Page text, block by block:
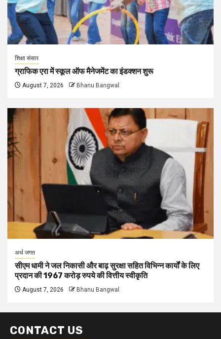
शिक्षा संसार
ग्राफिक एरा में स्कूल ऑफ मैनेजमेंट का इंडक्शन शुरू
August 7, 2026 Bhanu Bangwal
अर्थ जगत
सीएम धामी ने जल निकासी और बाढ़ सुरक्षा सहित विभिन्न कार्यों के लिए
प्रदान की 1967 करोड़ रुपये की वित्तीय स्वीकृति
August 7, 2026 Bhanu Bangwal
CONTACT US